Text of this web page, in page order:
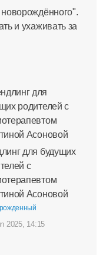
и ухаживать за
для будущих
с
Асоновой
2025, 14:15